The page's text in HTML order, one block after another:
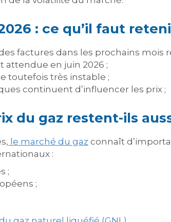
: ce qu’il faut
factures dans les prochains mois
attendue en juin 2026 ;
toutefois très instable ;
continuent d’influencer les prix ;
du gaz restent-ils
le marché du gaz connaît
:
;
;